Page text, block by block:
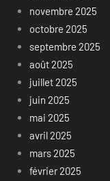
novembre 2025
octobre 2025
septembre 2025
août 2025
juillet 2025
juin 2025
mai 2025
avril 2025
mars 2025
février 2025